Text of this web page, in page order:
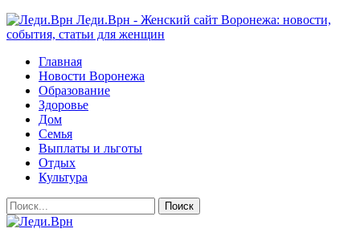
Леди.Врн - Женский сайт Воронежа: новости,
события, статьи для женщин
Главная
Новости Воронежа
Образование
Здоровье
Дом
Семья
Выплаты и льготы
Отдых
Культура